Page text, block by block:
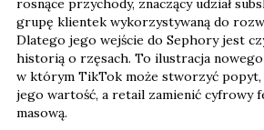
rosnące przychody, znaczący udział
grupę klientek wykorzystywaną do
Dlatego jego wejście do Sephory jest
historią o rzęsach. To ilustracja
w którym TikTok może stworzyć popyt,
jego wartość, a retail zamienić cyfrowy
masową.